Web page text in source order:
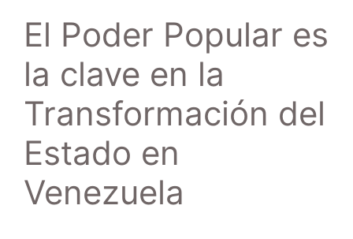
El Poder Popular es
la clave en la
Transformación del
Estado en
Venezuela